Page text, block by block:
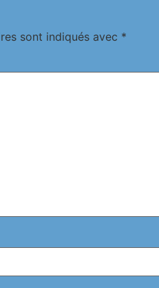
sont indiqués avec *